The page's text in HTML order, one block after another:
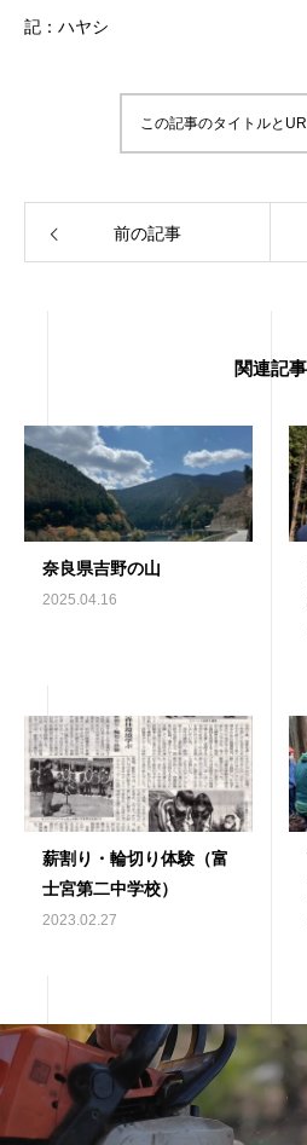
記：ハヤシ
この記事のタイトルと
前の記事
関連記事
奈良県吉野の山
2025.04.16
薪割り・輪切り体験（富
士宮第二中学校）
2023.02.27